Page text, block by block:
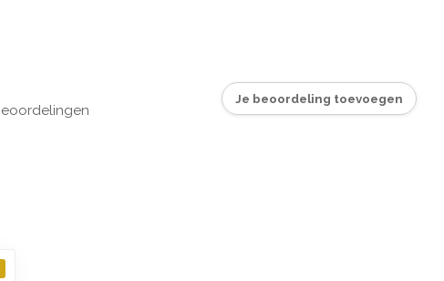
Je beoordeling toevoegen